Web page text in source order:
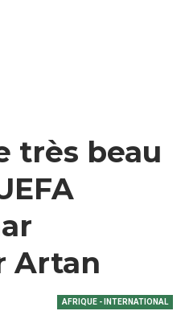
très beau
Artan
AFRIQUE - INTERNATIONAL